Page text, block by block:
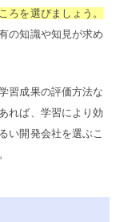
ろを選びましょう。
の知識や知見が求め
習成果の評価方法な
れば、学習により効
い開発会社を選ぶこ